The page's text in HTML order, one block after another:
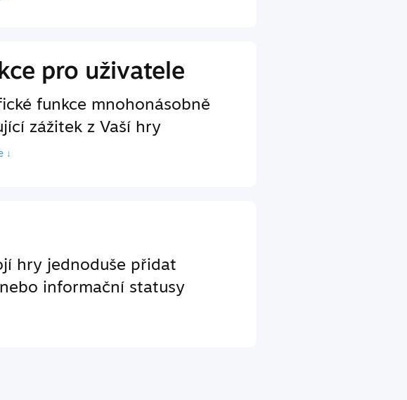
pro uživatele
funkce mnohonásobně
zážitek z Vaší hry
↓
hry jednoduše přidat
informační statusy